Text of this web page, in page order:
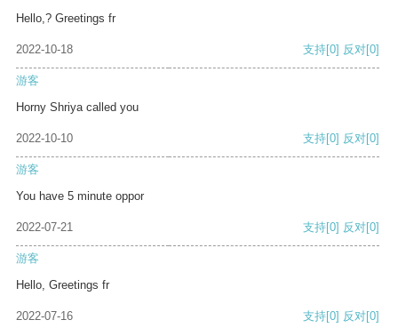
Hello,? Greetings fr
2022-10-18 支持[0] 反对[0]
游客
Horny Shriya called you
2022-10-10 支持[0] 反对[0]
游客
You have 5 minute oppor
2022-07-21 支持[0] 反对[0]
游客
Hello, Greetings fr
2022-07-16 支持[0] 反对[0]